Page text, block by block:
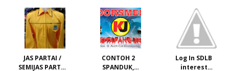
STOK
JAS PARTAI /
SEMIJAS PARTAI
CONTOH 2
SPANDUK,
Log In SDLB
interest